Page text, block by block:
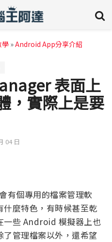
學 »Android App分享介紹
表面上
，實際上是要
04 日
有個專用的檔案管理軟
麼特色，有時候甚至乾
一些 Android 模擬器上也
管理檔案以外，還希望